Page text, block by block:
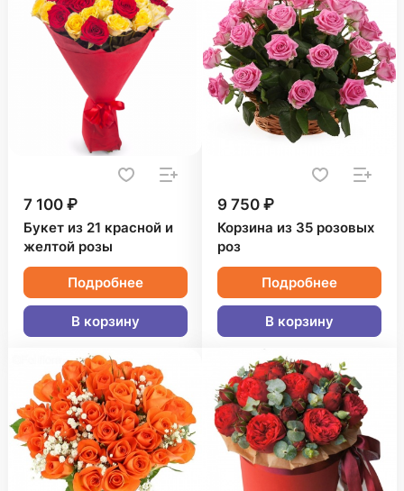
7 100 ₽
Букет из 21 красной и
желтой розы
Подробнее
В корзину
9 750 ₽
Корзина из 35 розовых
роз
Подробнее
В корзину